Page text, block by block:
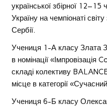
української збірної
Україну на чемпіонаті
Сербії.
Учениця 1-А класу Злата
в номінації
складі колективу
місце в категорії
Учениця 6-Б класу